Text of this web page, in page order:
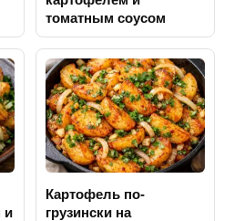
томатным соусом
и
Картофель по-
грузински на